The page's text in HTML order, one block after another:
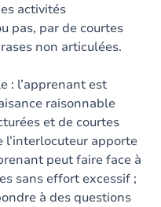
activités
pas, par de courtes
non articulées.
: l’apprenant est
raisonnable
et de courtes
l’interlocuteur apporte
peut faire face à
sans effort excessif ;
à des questions